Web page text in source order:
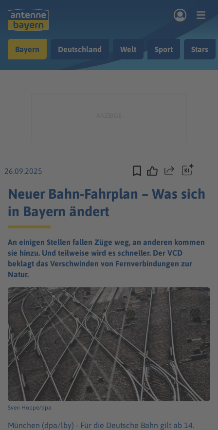
Musik & Radio
Bayern Deutschland Welt Sport Stars
26.09.2025 Teilen
Neuer Bahn-Fahrplan – Was sich
in Bayern ändert
An einigen Stellen fallen Züge weg, an anderen kommen
sie hinzu. Und teilweise wird es schneller. Der VCD
beklagt das Verschwinden von Fernverbindungen zur
Natur.
Sven Hoppe/dpa
München (dpa/lby) - Für die Deutsche Bahn gilt ab 14.